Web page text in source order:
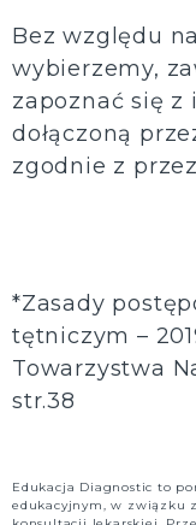
Bez względu
wybierzemy,
zapoznać się
dołączoną
zgodnie z
*Zasady
tętniczym –
Towarzystwa
str.38
Edukacja Diagnostic to
edukacyjnym, w związku